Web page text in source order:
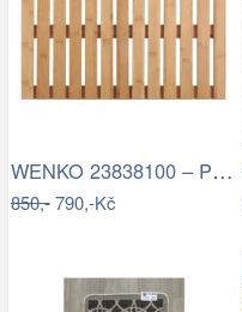
WENKO 23838100 – Předložka 40x60 cm…
850,-790,-Kč